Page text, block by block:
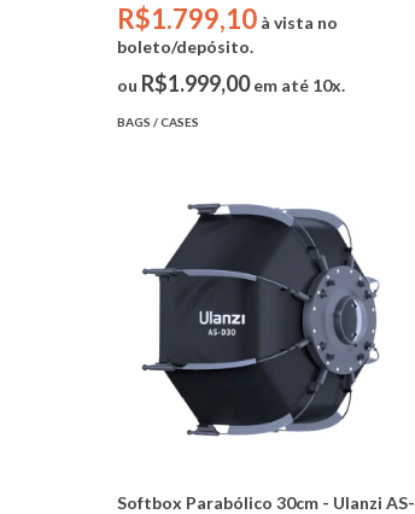
R$1.799,10 à vista no
boleto/depósito.
ou R$1.999,00em até 10x.
BAGS / CASES
Softbox Parabólico 30cm - Ulanzi AS-